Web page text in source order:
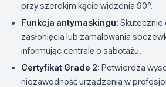
przy szerokim kącie widzenia 90°.
Funkcja antymaskingu: Skutecznie
zasłonięcia lub zamalowania
informując centralę o sabotażu.
Certyfikat Grade 2: Potwierdza
niezawodność urządzenia w